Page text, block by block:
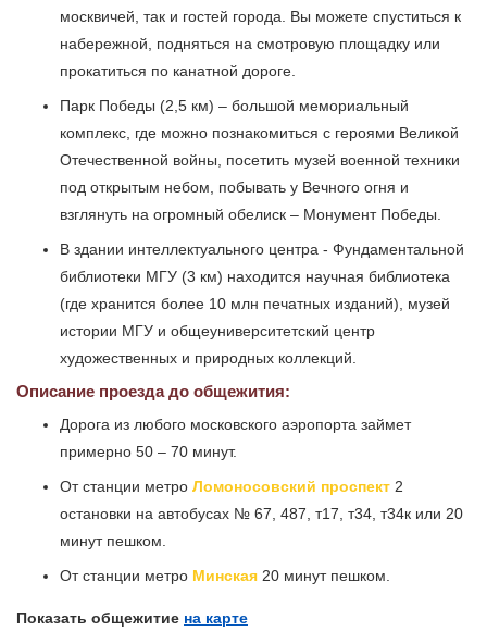
москвичей, так и гостей города. Вы можете спуститься к
набережной, подняться на смотровую площадку или
прокатиться по канатной дороге.
Парк Победы (2,5 км) – большой мемориальный
комплекс, где можно познакомиться с героями Великой
Отечественной войны, посетить музей военной техники
под открытым небом, побывать у Вечного огня и
взглянуть на огромный обелиск – Монумент Победы.
В здании интеллектуального центра - Фундаментальной
библиотеки МГУ (3 км) находится научная библиотека
(где хранится более 10 млн печатных изданий), музей
истории МГУ и общеуниверситетский центр
художественных и природных коллекций.
Описание проезда до общежития:
Дорога из любого московского аэропорта займет
примерно 50 – 70 минут.
От станции метро Ломоносовский проспект 2
остановки на автобусах № 67, 487, т17, т34, т34к или 20
минут пешком.
От станции метро Минская 20 минут пешком.
Показать общежитие на карте